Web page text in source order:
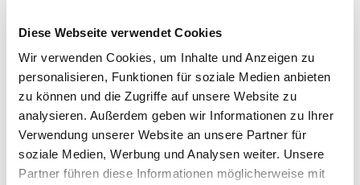
Diese Webseite verwendet Cookies
Wir verwenden Cookies, um Inhalte und Anzeigen zu
personalisieren, Funktionen für soziale Medien anbieten
zu können und die Zugriffe auf unsere Website zu
analysieren. Außerdem geben wir Informationen zu Ihrer
Verwendung unserer Website an unsere Partner für
soziale Medien, Werbung und Analysen weiter. Unsere
Partner führen diese Informationen möglicherweise mit
netzkonformen Wechselstrom (230 V) erfolgt. Dieser
Strom wird anschliessend direkt verbraucht oder via
Zähler ins öffentliche Stromnetz eingespeist.
Speziell ist dies bei einer Inselanlage ohne Verbindung
ins öffentliche Netz: Hier kann der produzierte
Gleichstrom in einer Batterie gespeichert und bei Bedarf
von dort wieder bezogen werden.